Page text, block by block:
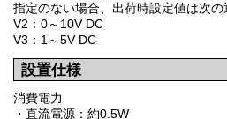
指定のない場合、出荷時設定値は次の
V2：0～10V DC
V3：1～5V DC
設置仕様
消費電力
・直流電源：約0.5W